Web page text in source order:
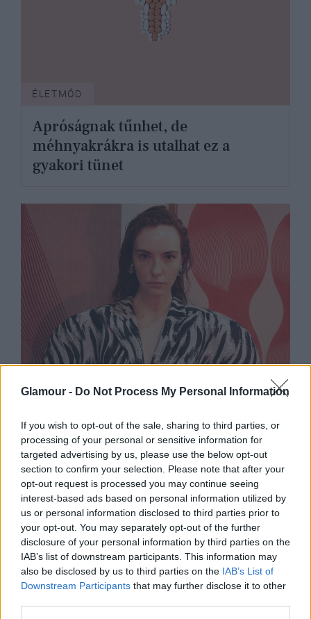
Glamour - Do Not Process My Personal Information
If you wish to opt-out of the sale, sharing to third parties, or
processing of your personal or sensitive information for
targeted advertising by us, please use the below opt-out
section to confirm your selection. Please note that after your
opt-out request is processed you may continue seeing
interest-based ads based on personal information utilized by
us or personal information disclosed to third parties prior to
your opt-out. You may separately opt-out of the further
disclosure of your personal information by third parties on the
IAB’s list of downstream participants. This information may
also be disclosed by us to third parties on the IAB’s List of
Downstream Participants that may further disclose it to other
ÉLETMÓD
Apróságnak tűnhet, de
méhnyakrákra is utalhat ez a
gyakori tünet
ÉLETMÓD
Nem egy
adag kávé vagy egy semmittevős
nap fogja megoldani a
kimerültségedet, hanem ez